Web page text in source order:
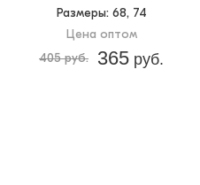
Размеры: 68, 74
Цена оптом
405 руб.
365 руб.